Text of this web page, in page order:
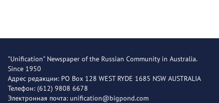
"Unification" Newspaper of the Russian Community in Australia.
Since 1950
Адрес редакции: PO Box 128 WEST RYDE 1685 NSW AUSTRALIA
Телефон: (612) 9808 6678
Электронная почта: unification@bigpond.com